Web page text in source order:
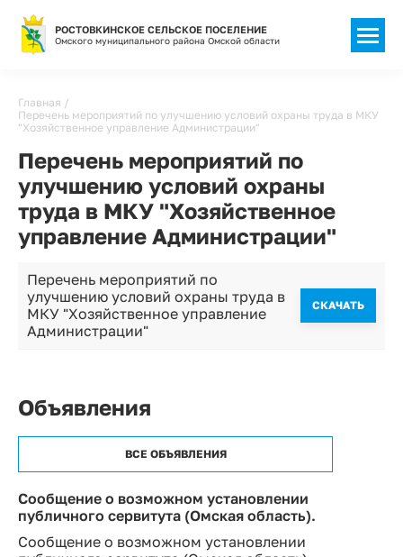
РОСТОВКИНСКОЕ СЕЛЬСКОЕ ПОСЕЛЕНИЕ
Омского муниципального района Омской области
Строка
навигации
Главная
Перечень мероприятий по улучшению условий охраны труда в МКУ
"Хозяйственное управление Администрации"
Перечень мероприятий по
улучшению условий охраны
труда в МКУ "Хозяйственное
управление Администрации"
Перечень мероприятий по
улучшению условий охраны труда в
МКУ "Хозяйственное управление
Администрации"
CКАЧАТЬ
Объявления
ВСЕ ОБЪЯВЛЕНИЯ
Сообщение о возможном установлении
публичного сервитута (Омская область).
Сообщение о возможном установлении